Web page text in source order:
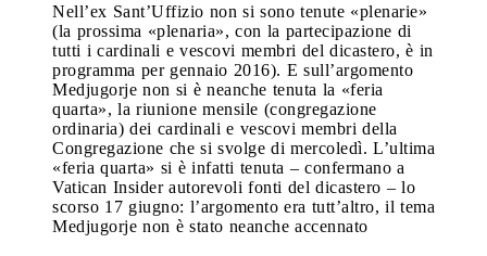
Nell’ex Sant’Uffizio non si sono tenute «plenarie»
(la prossima «plenaria», con la partecipazione di
tutti i cardinali e vescovi membri del dicastero, è in
programma per gennaio 2016). E sull’argomento
Medjugorje non si è neanche tenuta la «feria
quarta», la riunione mensile (congregazione
ordinaria) dei cardinali e vescovi membri della
Congregazione che si svolge di mercoledì. L’ultima
«feria quarta» si è infatti tenuta – confermano a
Vatican Insider autorevoli fonti del dicastero – lo
scorso 17 giugno: l’argomento era tutt’altro, il tema
Medjugorje non è stato neanche accennato